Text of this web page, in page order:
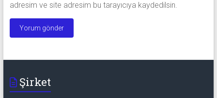
adresim ve site adresim bu tarayıcıya kaydedilsin.
Şirket